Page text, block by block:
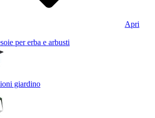
Apri
per erba e arbusti
giardino